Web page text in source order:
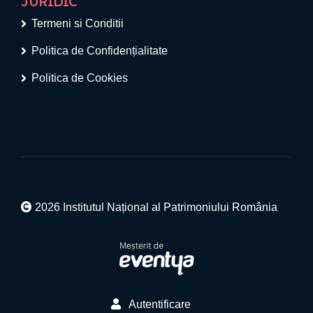
Termeni si Conditii
Politica de Confidențialitate
Politica de Cookies
2026 Institutul Național al Patrimoniului România
Autentificare